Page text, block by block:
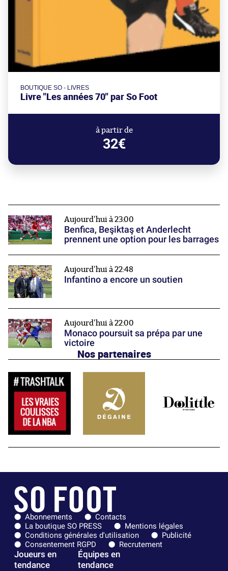
BOUTIQUE SO - LIVRES
Livre "Les années 70" par So Foot
à partir de
32€
Aujourd'hui à 23:00
Benfica, Beşiktaş et Anderlecht
prennent une option pour les barrages
Aujourd'hui à 22:48
Infantino a encore un soutien
Aujourd'hui à 22:00
Monaco poursuit sa prépa par une
victoire
Nos partenaires
Abonnements
Contacts
La boutique SO PRESS
Mentions légales
Conditions générales d'utilisation
Publicité
Consentement RGPD
Recrutement
Joueurs en
tendance
Équipes en
tendance